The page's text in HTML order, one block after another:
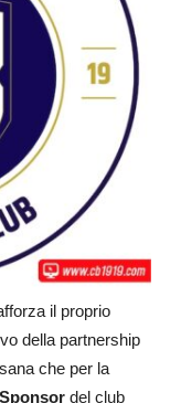
il proprio
della partnership
che per la
del club